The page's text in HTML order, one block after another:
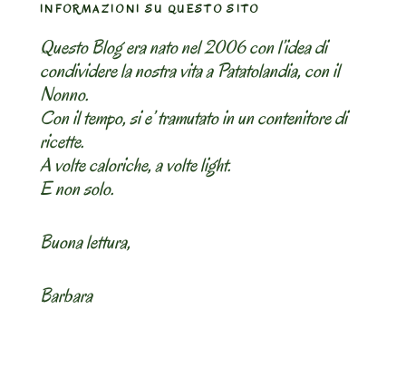
INFORMAZIONI SU QUESTO SITO
Questo Blog era nato nel 2006 con l’idea di
condividere la nostra vita a Patatolandia, con il
Nonno.
Con il tempo, si e’ tramutato in un contenitore di
ricette.
A volte caloriche, a volte light.
E non solo.
Buona lettura,
Barbara